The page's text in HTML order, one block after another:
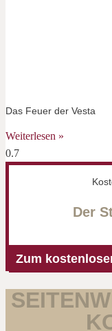
Das Feuer der Vesta
Weiterlesen »
Der
Zum